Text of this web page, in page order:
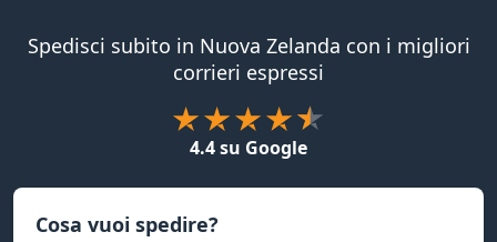
Spedisci subito in Nuova Zelanda con i migliori
corrieri espressi
4.4 su Google
Cosa vuoi spedire?